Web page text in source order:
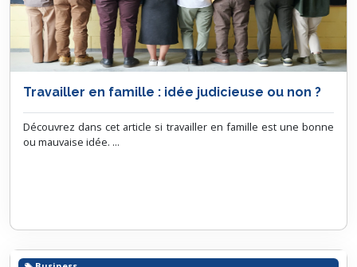
Travailler en famille : idée judicieuse ou non ?
Découvrez dans cet article si travailler en famille est une bonne
ou mauvaise idée. ...